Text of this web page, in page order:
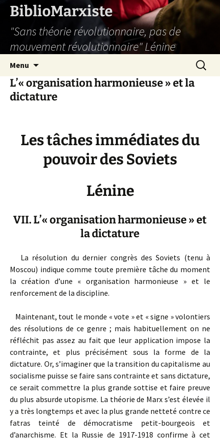
Aller
contenu
BiblioMarxiste
"Sans théorie révolutionnaire, pas de
mouvement révolutionnaire" Lénine
Menu
L’« organisation harmonieuse » et la
dictature
Les tâches immédiates du
pouvoir des Soviets
Lénine
VII. L’« organisation harmonieuse » et
la dictature
La résolution du dernier congrès des Soviets (tenu à
Moscou) indique comme toute première tâche du moment
la création d’une « organisation harmonieuse » et le
renforcement de la discipline.
Maintenant, tout le monde « vote » et « signe » volontiers
des résolutions de ce genre ; mais habituellement on ne
réfléchit pas assez au fait que leur application impose la
contrainte, et plus précisément sous la forme de la
dictature. Or, s’imaginer que la transition du capitalisme au
socialisme puisse se faire sans contrainte et sans dictature,
ce serait commettre la plus grande sottise et faire preuve
du plus absurde utopisme. La théorie de Marx s’est élevée il
y a très longtemps et avec la plus grande netteté contre ce
fatras teinté de démocratisme petit-bourgeois et
d’anarchisme. Et la Russie de 1917-1918 confirme à cet